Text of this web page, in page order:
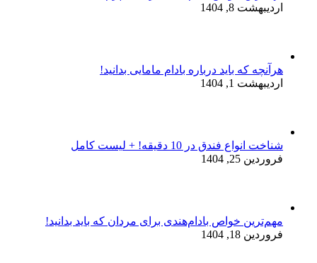
اردیبهشت 8, 1404
هرآنچه که باید درباره بادام مامایی بدانید!
اردیبهشت 1, 1404
شناخت انواع فندق در 10 دقیقه! + لیست کامل
فروردین 25, 1404
مهم‌ترین خواص بادام‌هندی برای مردان که باید بدانید!
فروردین 18, 1404